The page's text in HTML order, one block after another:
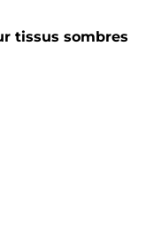
tissus sombres